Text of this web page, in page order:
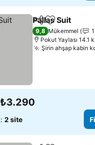
PaylaşFavorilerime
Pallas Suit
9,8 Mükemmel
Pokut Yaylası 14.1
Şirin ahşap kabin
₺3.290
2 site